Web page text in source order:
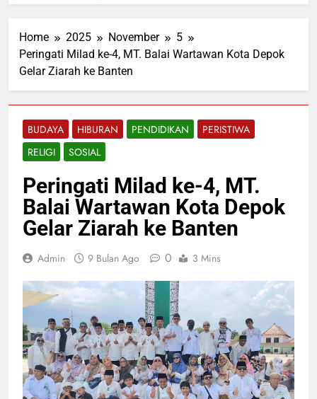
Home 2025 November
5
Peringati Milad ke-4, MT. Balai Wartawan Kota Depok
Gelar Ziarah ke Banten
BUDAYA HIBURAN PENDIDIKAN
PERISTIWA
RELIGI
SOSIAL
Peringati Milad ke-4, MT.
Balai Wartawan Kota Depok
Gelar Ziarah ke Banten
Admin 9 Bulan Ago 0 3 Mins